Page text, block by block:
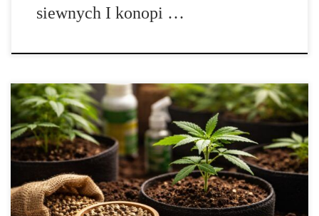
siewnych I konopi …
Najbardziej znane klasyczne odmiany marihuany – opowieść o
legendarnych nazwach, które zbudowały kulturę konopi Konopie
przez dziesięciolecia dorobiły się własnej mitologii: nazw,
symboli, skrótów myślowych i historii krążących w rozmowach,
artykułach, muzyce oraz wspomnieniach. Dla jednych jest to
rozdział dziejów kontrkultury i podróży, dla innych – fragment